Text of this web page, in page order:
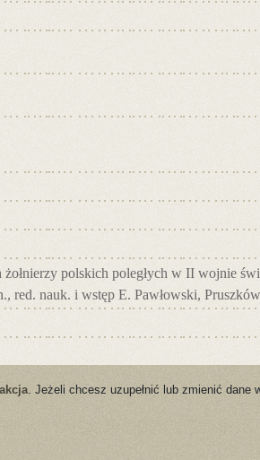
polskich poległych w II wojnie
red. nauk. i wstęp E. Pawłowski,
. Jeżeli chcesz uzupełnić lub zmienić dane